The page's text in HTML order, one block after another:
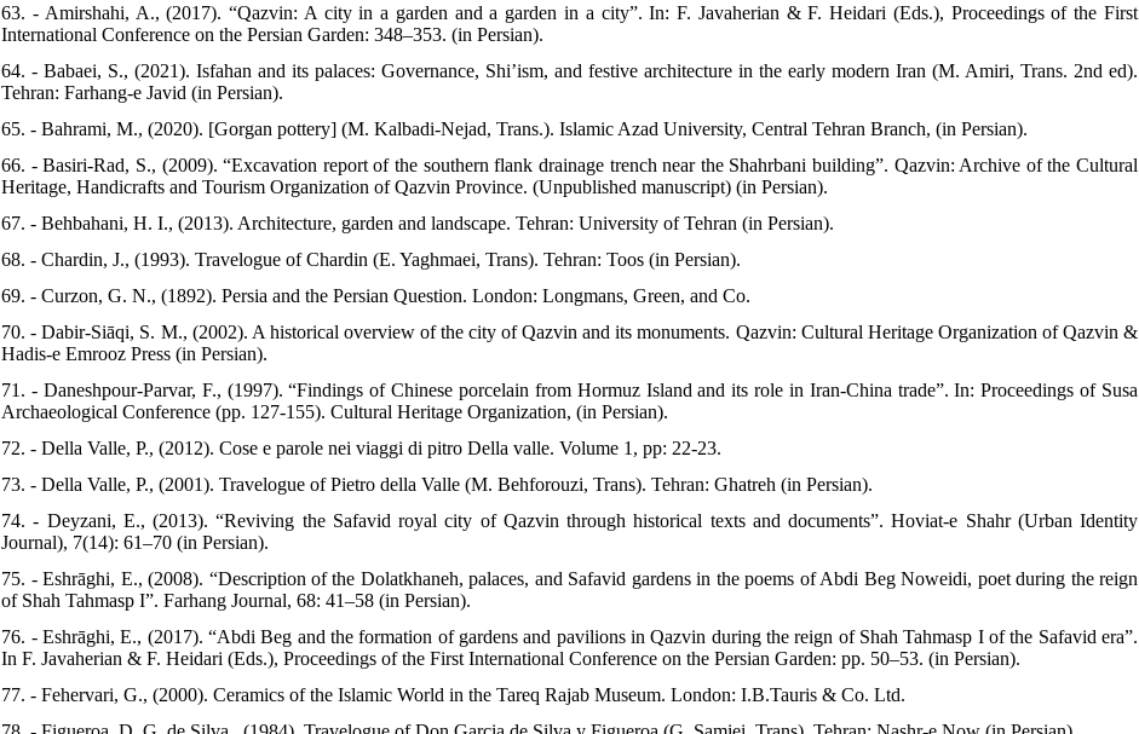
63. - Amirshahi, A., (2017). “Qazvin: A city in a garden and a garden in a city”. In: F. Javaherian & F. Heidari (Eds.), Proceedings of the First
International Conference on the Persian Garden: 348–353. (in Persian).
64. - Babaei, S., (2021). Isfahan and its palaces: Governance, Shi’ism, and festive architecture in the early modern Iran (M. Amiri, Trans. 2nd ed).
Tehran: Farhang-e Javid (in Persian).
65. - Bahrami, M., (2020). [Gorgan pottery] (M. Kalbadi-Nejad, Trans.). Islamic Azad University, Central Tehran Branch, (in Persian).
66. - Basiri-Rad, S., (2009). “Excavation report of the southern flank drainage trench near the Shahrbani building”. Qazvin: Archive of the Cultural
Heritage, Handicrafts and Tourism Organization of Qazvin Province. (Unpublished manuscript) (in Persian).
67. - Behbahani, H. I., (2013). Architecture, garden and landscape. Tehran: University of Tehran (in Persian).
68. - Chardin, J., (1993). Travelogue of Chardin (E. Yaghmaei, Trans). Tehran: Toos (in Persian).
69. - Curzon, G. N., (1892). Persia and the Persian Question. London: Longmans, Green, and Co.
70. - Dabir-Siāqi, S. M., (2002). A historical overview of the city of Qazvin and its monuments. Qazvin: Cultural Heritage Organization of Qazvin &
Hadis-e Emrooz Press (in Persian).
71. - Daneshpour-Parvar, F., (1997). “Findings of Chinese porcelain from Hormuz Island and its role in Iran-China trade”. In: Proceedings of Susa
Archaeological Conference (pp. 127-155). Cultural Heritage Organization, (in Persian).
72. - Della Valle, P., (2012). Cose e parole nei viaggi di pitro Della valle. Volume 1, pp: 22-23.
73. - Della Valle, P., (2001). Travelogue of Pietro della Valle (M. Behforouzi, Trans). Tehran: Ghatreh (in Persian).
74. - Deyzani, E., (2013). “Reviving the Safavid royal city of Qazvin through historical texts and documents”. Hoviat-e Shahr (Urban Identity
Journal), 7(14): 61–70 (in Persian).
75. - Eshrāghi, E., (2008). “Description of the Dolatkhaneh, palaces, and Safavid gardens in the poems of Abdi Beg Noweidi, poet during the reign
of Shah Tahmasp I”. Farhang Journal, 68: 41–58 (in Persian).
76. - Eshrāghi, E., (2017). “Abdi Beg and the formation of gardens and pavilions in Qazvin during the reign of Shah Tahmasp I of the Safavid era”.
In F. Javaherian & F. Heidari (Eds.), Proceedings of the First International Conference on the Persian Garden: pp. 50–53. (in Persian).
77. - Fehervari, G., (2000). Ceramics of the Islamic World in the Tareq Rajab Museum. London: I.B.Tauris & Co. Ltd.